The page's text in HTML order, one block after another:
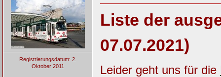
Registrierungsdatum: 2.
Oktober 2011
Liste der
07.07.2021)
Leider geht uns für die